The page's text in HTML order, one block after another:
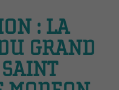
: LA
GRAND